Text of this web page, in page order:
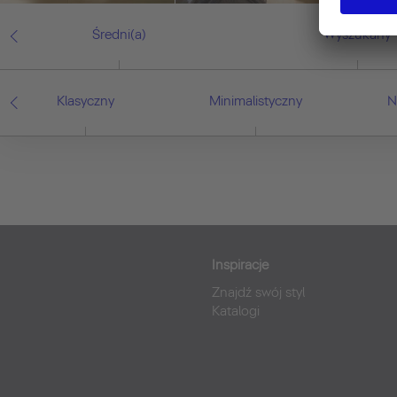
Średni(a) Wyszukany
Klasyczny Minimalistyczny
Inspiracje
Znajdź swój styl
Katalogi